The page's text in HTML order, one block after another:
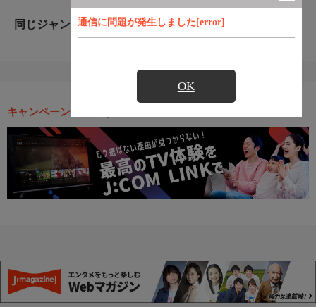
通信に問題が発生しました[error]
OK
同じジャンルのおすすめ番組
キャンペーン・お得な情報